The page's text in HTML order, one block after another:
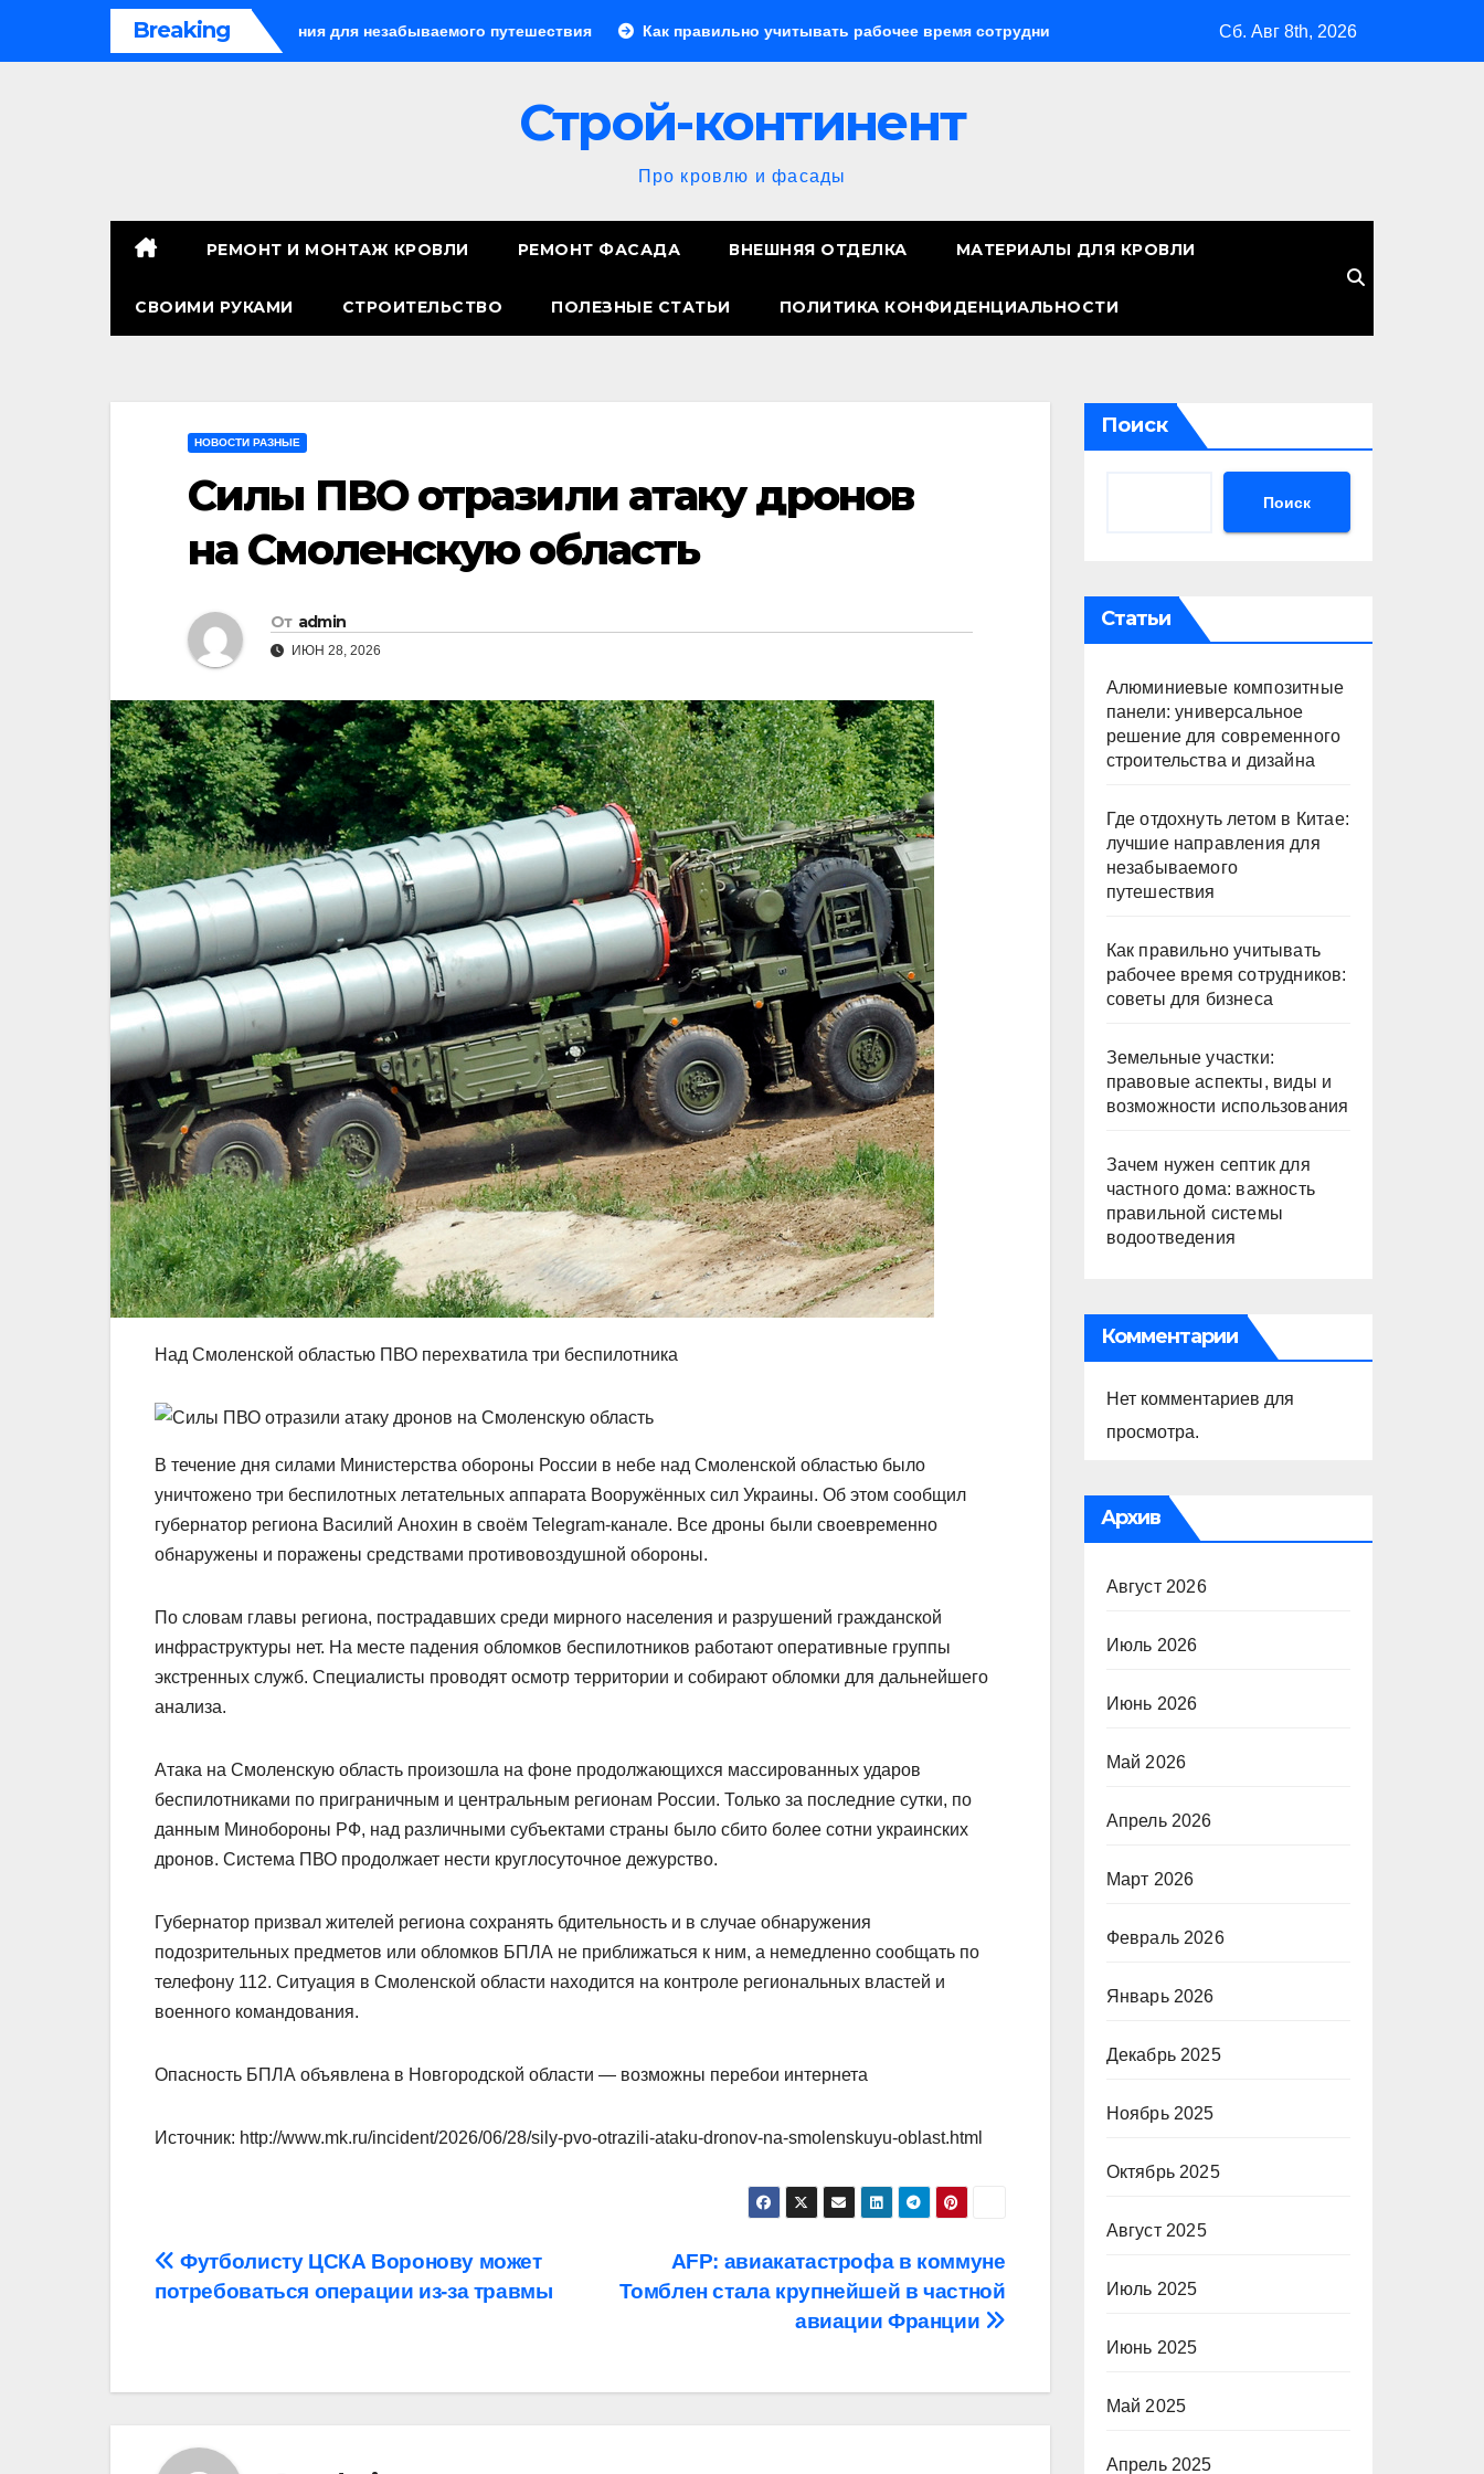
Breaking
лучшие направления для незабываемого путешествия Как правильно учитывать рабочее время сотрудников: советы для бизнеса Земельные участки: правовые
Сб. Авг 8th, 2026
Строй-континент
Про кровлю и фасады
РЕМОНТ И МОНТАЖ КРОВЛИ РЕМОНТ ФАСАДА ВНЕШНЯЯ ОТДЕЛКА МАТЕРИАЛЫ ДЛЯ КРОВЛИ
СВОИМИ РУКАМИ СТРОИТЕЛЬСТВО ПОЛЕЗНЫЕ СТАТЬИ ПОЛИТИКА КОНФИДЕНЦИАЛЬНОСТИ
НОВОСТИ РАЗНЫЕ
Силы ПВО отразили атаку дронов
на Смоленскую область
От admin
ИЮН 28, 2026
Над Смоленской областью ПВО перехватила три беспилотника
В течение дня силами Министерства обороны России в небе над Смоленской областью было
уничтожено три беспилотных летательных аппарата Вооружённых сил Украины. Об этом сообщил
губернатор региона Василий Анохин в своём Telegram-канале. Все дроны были своевременно
обнаружены и поражены средствами противовоздушной обороны.
По словам главы региона, пострадавших среди мирного населения и разрушений гражданской
инфраструктуры нет. На месте падения обломков беспилотников работают оперативные группы
экстренных служб. Специалисты проводят осмотр территории и собирают обломки для дальнейшего
анализа.
Атака на Смоленскую область произошла на фоне продолжающихся массированных ударов
беспилотниками по приграничным и центральным регионам России. Только за последние сутки, по
данным Минобороны РФ, над различными субъектами страны было сбито более сотни украинских
дронов. Система ПВО продолжает нести круглосуточное дежурство.
Губернатор призвал жителей региона сохранять бдительность и в случае обнаружения
подозрительных предметов или обломков БПЛА не приближаться к ним, а немедленно сообщать по
телефону 112. Ситуация в Смоленской области находится на контроле региональных властей и
военного командования.
Опасность БПЛА объявлена в Новгородской области — возможны перебои интернета
Источник: http://www.mk.ru/incident/2026/06/28/sily-pvo-otrazili-ataku-dronov-na-smolenskuyu-oblast.html
Навигация
по
AFP: авиакатастрофа в коммуне
Томблен стала крупнейшей в частной
авиации Франции
Футболисту ЦСКА Воронову может
потребоваться операции из‑за травмы
Поиск
Поиск
Статьи
Алюминиевые композитные
панели: универсальное
решение для современного
строительства и дизайна
Где отдохнуть летом в Китае:
лучшие направления для
незабываемого
путешествия
Как правильно учитывать
рабочее время сотрудников:
советы для бизнеса
Земельные участки:
правовые аспекты, виды и
возможности использования
Зачем нужен септик для
частного дома: важность
правильной системы
водоотведения
Комментарии
Нет комментариев для
просмотра.
Архив
Август 2026
Июль 2026
Июнь 2026
Май 2026
Апрель 2026
Март 2026
Февраль 2026
Январь 2026
Декабрь 2025
Ноябрь 2025
Октябрь 2025
Август 2025
Июль 2025
Июнь 2025
Май 2025
Апрель 2025